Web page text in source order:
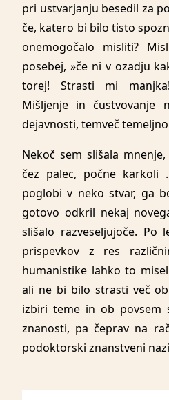
pri ustvarjanju besedil za
če, katero bi bilo tisto
onemogočalo misliti?
posebej, »če ni v ozadju
torej! Strasti mi
Mišljenje in čustvovanje
dejavnosti, temveč
Nekoč sem slišala
čez palec, počne
poglobi v neko stvar, ga
gotovo odkril nekaj
slišalo razveseljujoče. Po
prispevkov z res
humanistike lahko to
ali ne bi bilo strasti več
izbiri teme in ob povsem
znanosti, pa čeprav na
podoktorski znanstveni